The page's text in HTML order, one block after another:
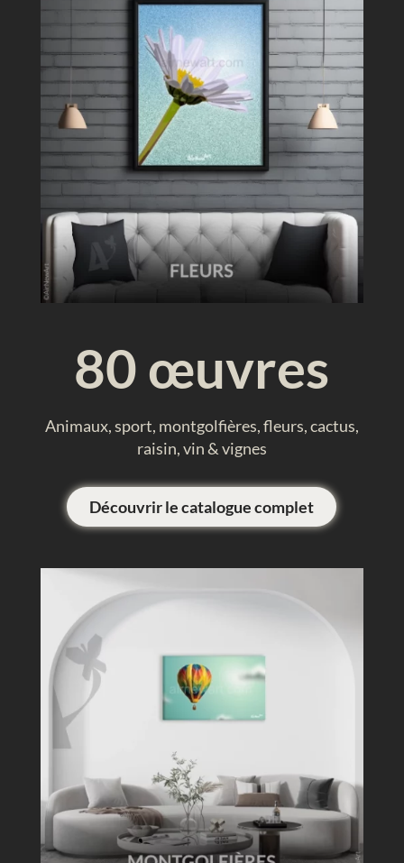
80 œuvres
Animaux, sport, montgolfières, fleurs, cactus,
raisin, vin & vignes
Découvrir le catalogue complet